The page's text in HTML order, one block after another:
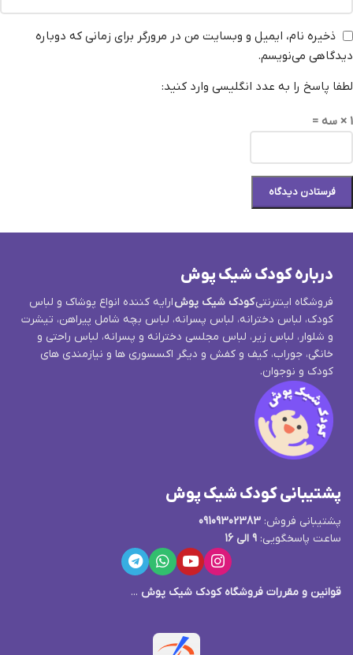
ذخیره نام، ایمیل و وبسایت من در مرورگر برای زمانی که دوباره
دیدگاهی می‌نویسم.
لطفا پاسخ را به عدد انگلیسی وارد کنید:
1 × سه =
درباره کودک شیک پوش
فروشگاه اینترنتیکودک شیک پوشارایه کننده انواع پوشاک و لباس
کودک، لباس دخترانه، لباس پسرانه، لباس بچه شامل پیراهن، تیشرت
و شلوار، لباس زیر، لباس مجلسی دخترانه و پسرانه، لباس راحتی و
خانگی، جوراب، کیف و کفش و دیگر اکسسوری ها و نیازمندی های
کودک و نوجوان.
پشتیبانی کودک شیک پوش
پشتیبانی فروش: 09109302383
ساعت پاسخگویی: 9 الی 16
قوانین و مقررات فروشگاه کودک شیک پوش ...